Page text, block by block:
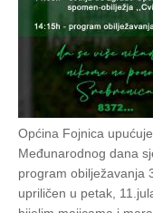
Općina Fojnica
Međunarodnog dana
program obilježavanja
upriličen u petak,